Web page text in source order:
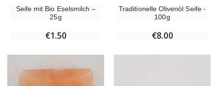
Seife mit Bio Eselsmilch –
25g
€1.50
Traditionelle Olivenöl Seife -
100g
€8.00